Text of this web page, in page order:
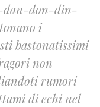
dan-don-din-
i
bastonatissimi
non
rumori
di echi nel